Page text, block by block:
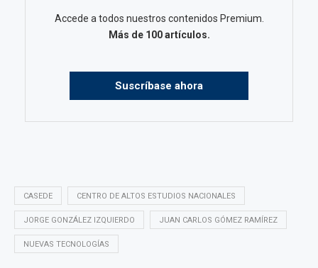
Accede a todos nuestros contenidos Premium.
Más de 100 artículos.
Suscríbase ahora
CASEDE CENTRO DE ALTOS ESTUDIOS NACIONALES
JORGE GONZÁLEZ IZQUIERDO JUAN CARLOS GÓMEZ RAMÍREZ
NUEVAS TECNOLOGÍAS